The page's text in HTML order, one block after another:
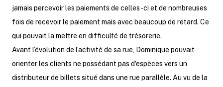
jamais percevoir les paiements de celles-ci et de nombreuses
fois de recevoir le paiement mais avec beaucoup de retard. Ce
qui pouvait la mettre en difficulté de trésorerie.
Avant l’évolution de l’activité de sa rue, Dominique pouvait
orienter les clients ne possédant pas d'espèces vers un
distributeur de billets situé dans une rue parallèle. Au vu de la